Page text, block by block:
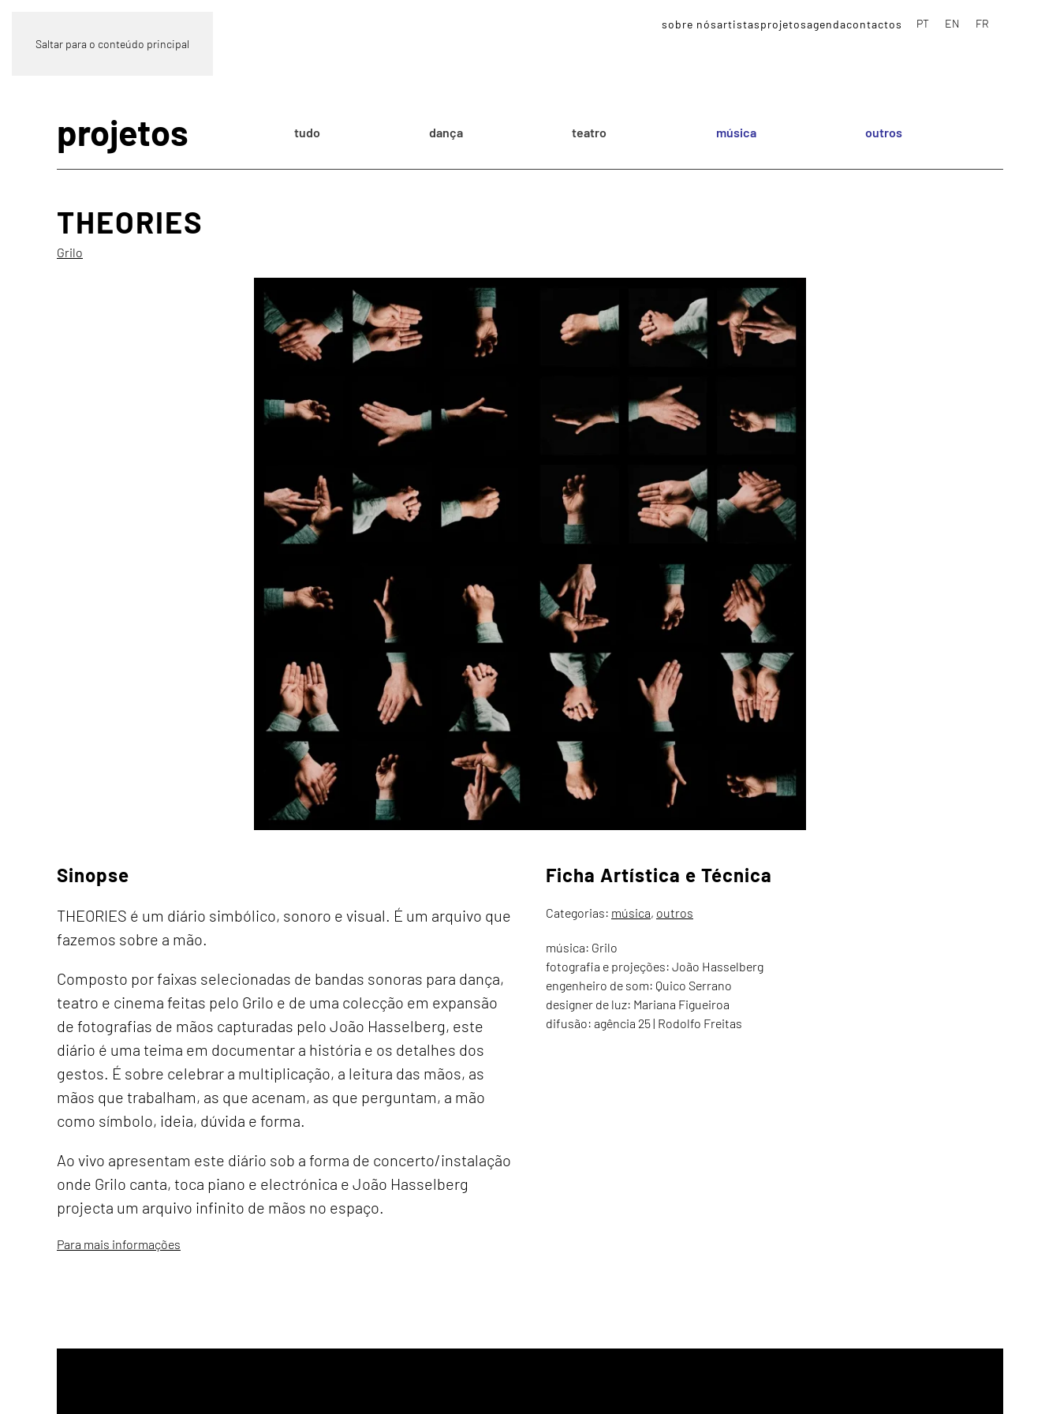
Saltar para o conteúdo principal
sobre nósartistasprojetosagendacontactos PT EN FR
projetos tudo dança teatro música outros
THEORIES
Grilo
Sinopse
THEORIES é um diário simbólico, sonoro e visual. É um arquivo que
fazemos sobre a mão.
Composto por faixas selecionadas de bandas sonoras para dança,
teatro e cinema feitas pelo Grilo e de uma colecção em expansão
de fotografias de mãos capturadas pelo João Hasselberg, este
diário é uma teima em documentar a história e os detalhes dos
gestos. É sobre celebrar a multiplicação, a leitura das mãos, as
mãos que trabalham, as que acenam, as que perguntam, a mão
como símbolo, ideia, dúvida e forma.
Ao vivo apresentam este diário sob a forma de concerto/instalação
onde Grilo canta, toca piano e electrónica e João Hasselberg
projecta um arquivo infinito de mãos no espaço.
Para mais informações
Ficha Artística e Técnica
Categorias: música, outros
música: Grilo
fotografia e projeções: João Hasselberg
engenheiro de som: Quico Serrano
designer de luz: Mariana Figueiroa
difusão: agência 25 | Rodolfo Freitas